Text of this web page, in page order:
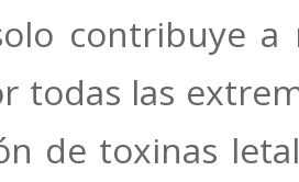
contribuye
todas las
de toxinas